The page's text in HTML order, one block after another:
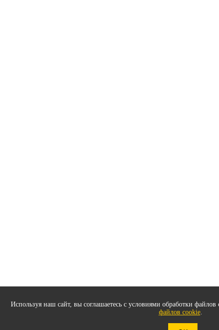
Используя наш сайт, вы соглашаетесь с условиями обработки
файлов cookie.